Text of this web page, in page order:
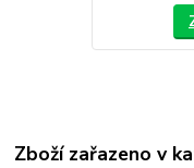
Zboží zařazeno v